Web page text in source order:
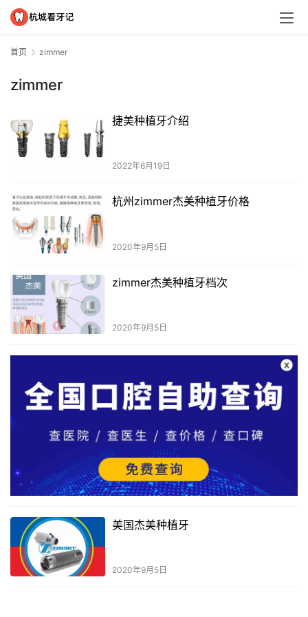
首页 zimmer
zimmer
捷美种植牙介绍
2022年6月19日
杭州zimmer杰美种植牙价格
2020年9月5日
zimmer杰美种植牙档次
2020年9月5日
美国杰美种植牙
2020年9月5日